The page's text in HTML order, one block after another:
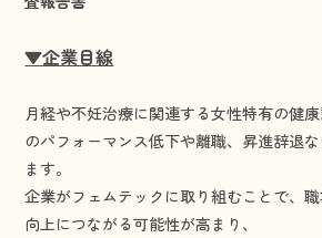
▼企業目線
月経や不妊治療に関連する女性特有の健
のパフォーマンス低下や離職、昇進辞退
ます。
企業がフェムテックに取り組むことで、
向上につながる可能性が高まり、